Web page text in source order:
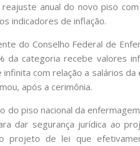
anual do novo piso
indicadores de inflação.
do Conselho Federal de
da categoria recebe valores
infinita com relação a salários
após a cerimônia.
do piso nacional da
dar segurança jurídica ao
projeto de lei que